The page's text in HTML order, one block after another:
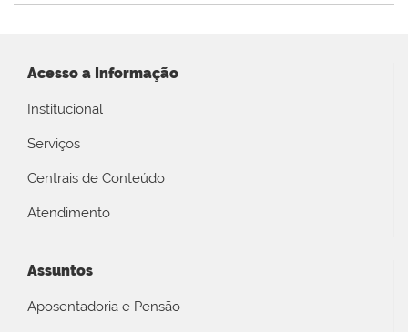
Acesso a Informação
Institucional
Serviços
Centrais de Conteúdo
Atendimento
Assuntos
Aposentadoria e Pensão